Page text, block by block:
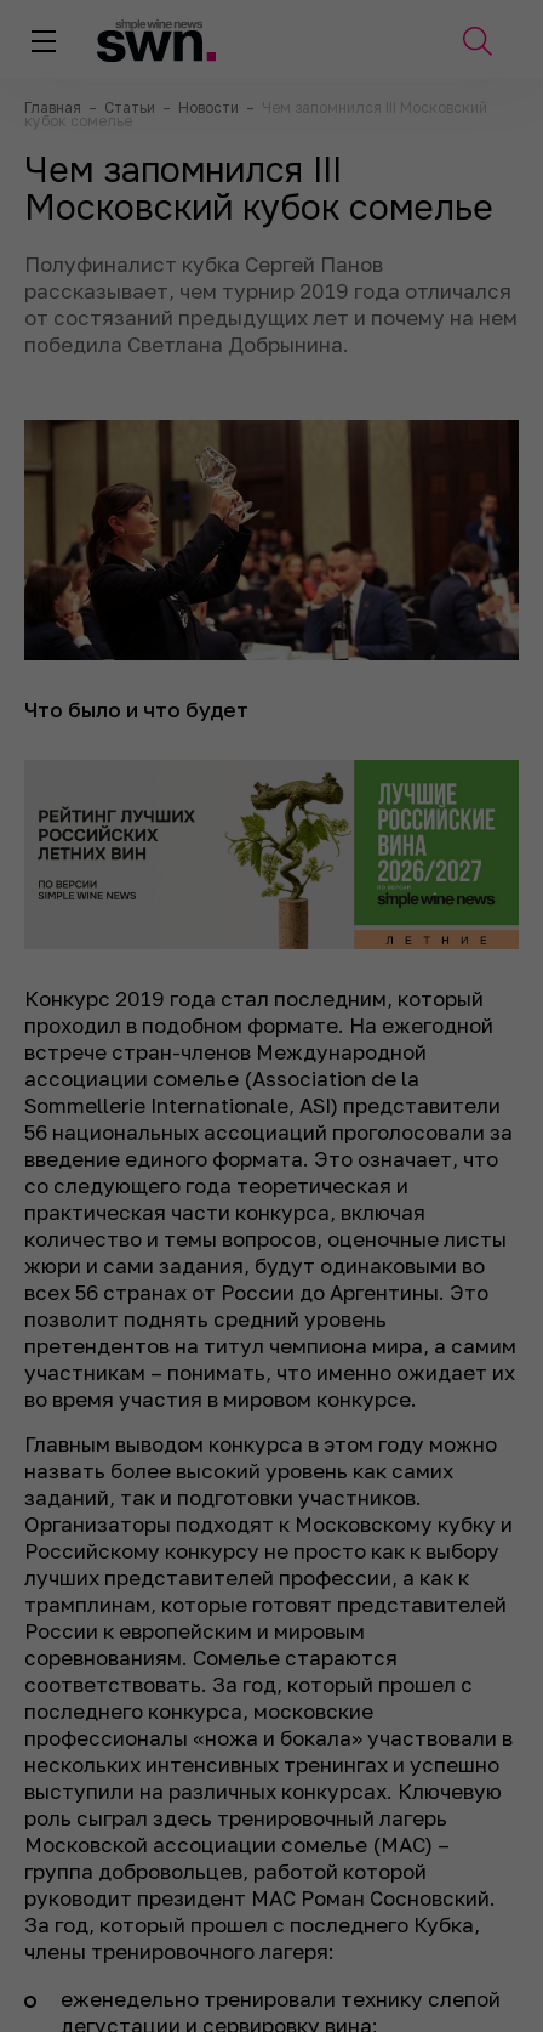
Главная – Статьи – Новости – Чем запомнился III Московский
кубок сомелье
Чем запомнился III
Московский кубок сомелье
Полуфиналист кубка Сергей Панов
рассказывает, чем турнир 2019 года отличался
от состязаний предыдущих лет и почему на нем
победила Светлана Добрынина.
Что было и что будет
Конкурс 2019 года стал последним, который
проходил в подобном формате. На ежегодной
встрече стран-членов Международной
ассоциации сомелье (Association de la
Sommellerie Internationale, ASI) представители
56 национальных ассоциаций проголосовали за
введение единого формата. Это означает, что
со следующего года теоретическая и
практическая части конкурса, включая
количество и темы вопросов, оценочные листы
жюри и сами задания, будут одинаковыми во
всех 56 странах от России до Аргентины. Это
позволит поднять средний уровень
претендентов на титул чемпиона мира, а самим
участникам – понимать, что именно ожидает их
во время участия в мировом конкурсе.
Главным выводом конкурса в этом году можно
назвать более высокий уровень как самих
заданий, так и подготовки участников.
Организаторы подходят к Московскому кубку и
Российскому конкурсу не просто как к выбору
лучших представителей профессии, а как к
трамплинам, которые готовят представителей
России к европейским и мировым
соревнованиям. Сомелье стараются
соответствовать. За год, который прошел с
последнего конкурса, московские
профессионалы «ножа и бокала» участвовали в
нескольких интенсивных тренингах и успешно
выступили на различных конкурсах. Ключевую
роль сыграл здесь тренировочный лагерь
Московской ассоциации сомелье (МАС) –
группа добровольцев, работой которой
руководит президент МАС Роман Сосновский.
За год, который прошел с последнего Кубка,
члены тренировочного лагеря:
еженедельно тренировали технику слепой
дегустации и сервировку вина;